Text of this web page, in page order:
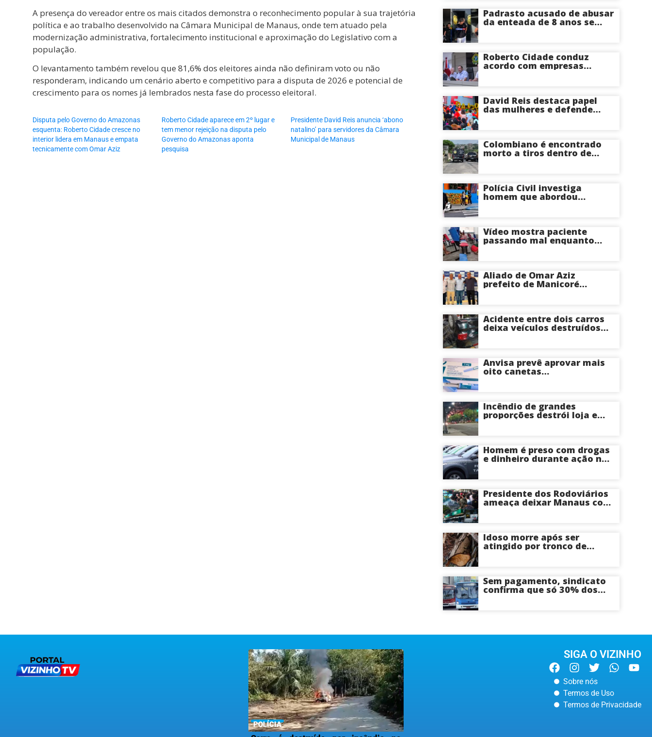
A presença do vereador entre os mais citados demonstra o reconhecimento popular à sua trajetória
política e ao trabalho desenvolvido na Câmara Municipal de Manaus, onde tem atuado pela
modernização administrativa, fortalecimento institucional e aproximação do Legislativo com a
população.
O levantamento também revelou que 81,6% dos eleitores ainda não definiram voto ou não
responderam, indicando um cenário aberto e competitivo para a disputa de 2026 e potencial de
crescimento para os nomes já lembrados nesta fase do processo eleitoral.
Disputa pelo Governo do Amazonas
esquenta: Roberto Cidade cresce no
interior lidera em Manaus e empata
tecnicamente com Omar Aziz
Roberto Cidade aparece em 2º lugar e
tem menor rejeição na disputa pelo
Governo do Amazonas aponta
pesquisa
Presidente David Reis anuncia ‘abono
natalino’ para servidores da Câmara
Municipal de Manaus
Padrasto acusado de abusar
da enteada de 8 anos se
Roberto Cidade conduz
acordo com empresas
David Reis destaca papel
das mulheres e defende
Amazonas
Colombiano é encontrado
morto a tiros dentro de
Polícia Civil investiga
homem que abordou
Vídeo mostra paciente
passando mal enquanto
Aliado de Omar Aziz
prefeito de Manicoré
Acidente entre dois carros
deixa veículos destruídos
Anvisa prevê aprovar mais
oito canetas
Incêndio de grandes
proporções destrói loja e
Homem é preso com drogas
e dinheiro durante ação na
Presidente dos Rodoviários
ameaça deixar Manaus com
Idoso morre após ser
atingido por tronco de
Sem pagamento, sindicato
confirma que só 30% dos
POLÍCIA
SIGA O VIZINHO
Sobre nós
Termos de Uso
Termos de Privacidade